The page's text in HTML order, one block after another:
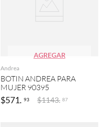
AGREGAR
Andrea
BOTIN ANDREA PARA
MUJER 90395
$571. 93 $1143. 87